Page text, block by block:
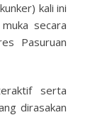
kali ini
secara
Pasuruan
serta
dirasakan